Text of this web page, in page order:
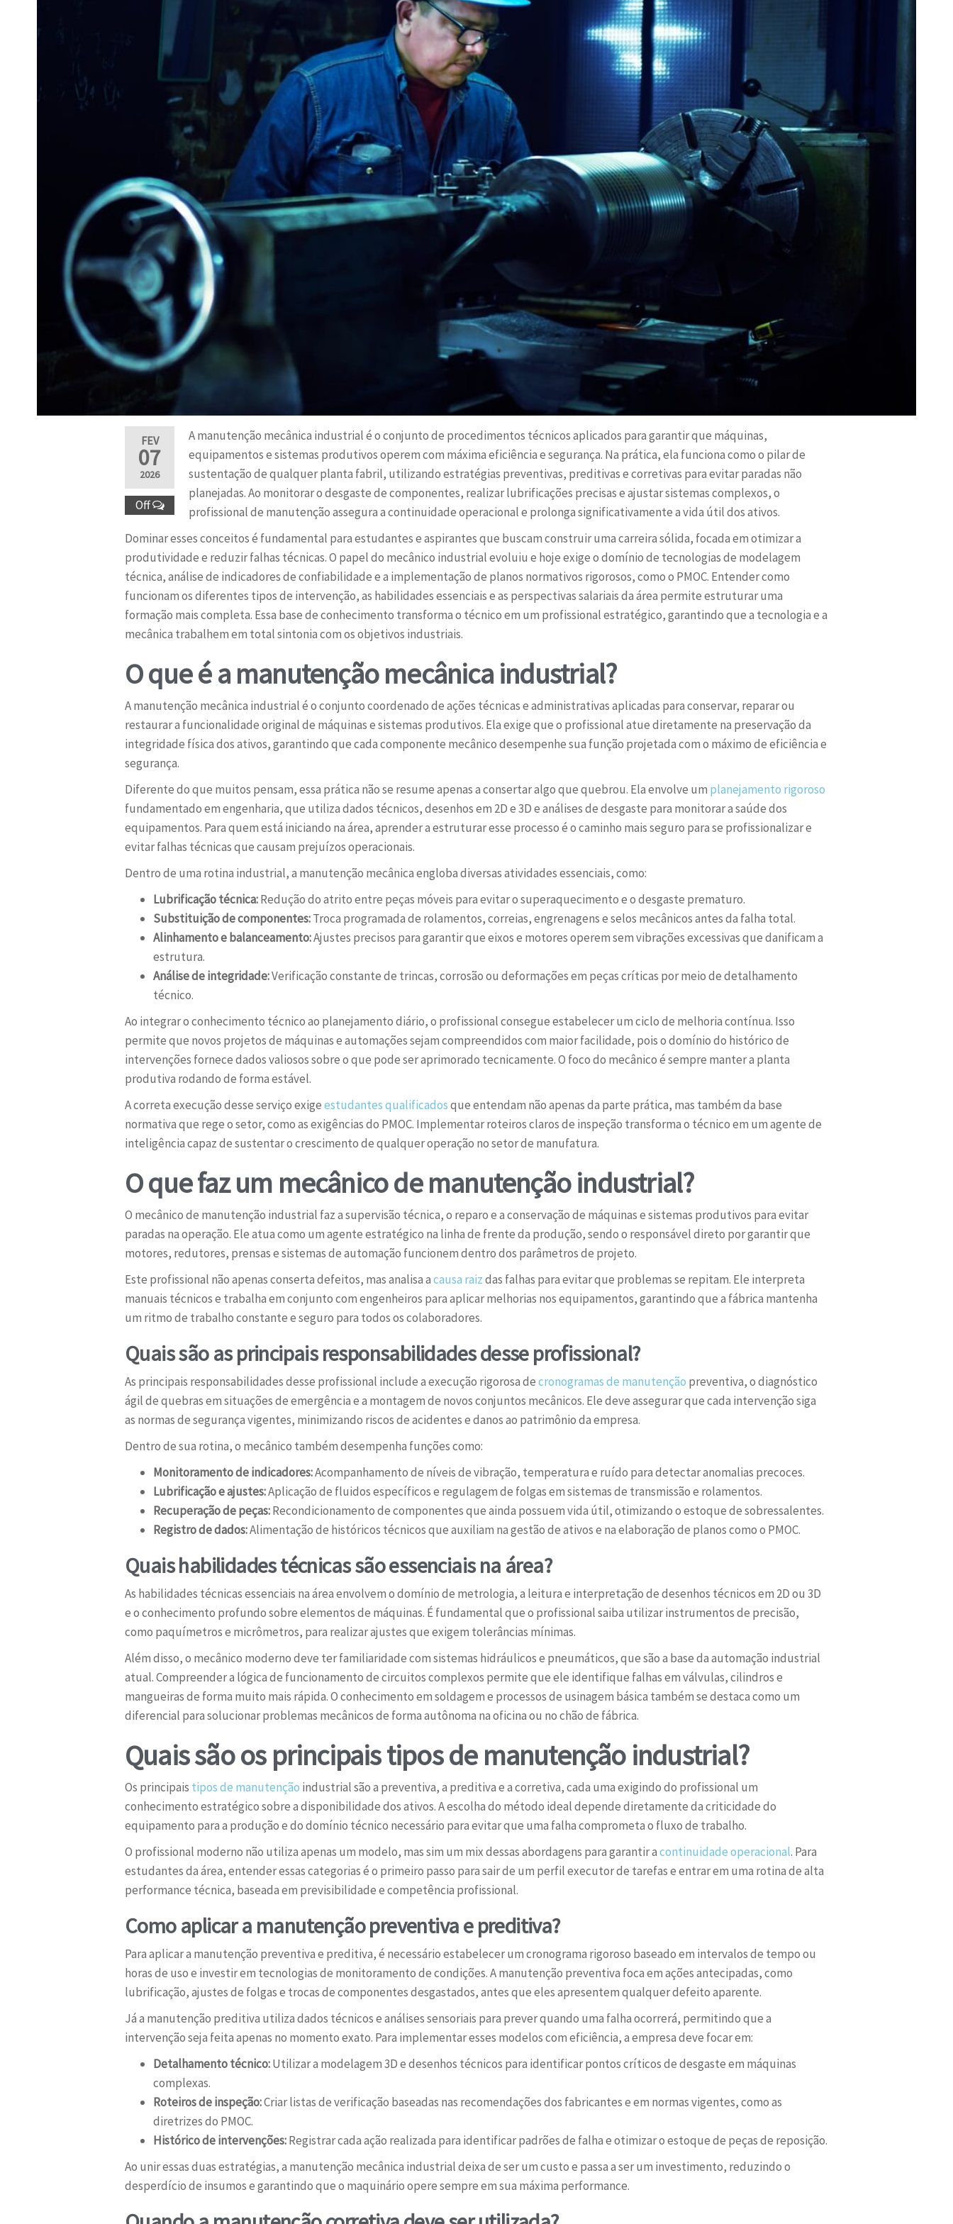
FEV
07
2026
Off
A manutenção mecânica industrial é o conjunto de procedimentos técnicos aplicados para garantir que máquinas,
equipamentos e sistemas produtivos operem com máxima eficiência e segurança. Na prática, ela funciona como o pilar de
sustentação de qualquer planta fabril, utilizando estratégias preventivas, preditivas e corretivas para evitar paradas não
planejadas. Ao monitorar o desgaste de componentes, realizar lubrificações precisas e ajustar sistemas complexos, o
profissional de manutenção assegura a continuidade operacional e prolonga significativamente a vida útil dos ativos.
Dominar esses conceitos é fundamental para estudantes e aspirantes que buscam construir uma carreira sólida, focada em otimizar a
produtividade e reduzir falhas técnicas. O papel do mecânico industrial evoluiu e hoje exige o domínio de tecnologias de modelagem
técnica, análise de indicadores de confiabilidade e a implementação de planos normativos rigorosos, como o PMOC. Entender como
funcionam os diferentes tipos de intervenção, as habilidades essenciais e as perspectivas salariais da área permite estruturar uma
formação mais completa. Essa base de conhecimento transforma o técnico em um profissional estratégico, garantindo que a tecnologia e a
mecânica trabalhem em total sintonia com os objetivos industriais.
O que é a manutenção mecânica industrial?
A manutenção mecânica industrial é o conjunto coordenado de ações técnicas e administrativas aplicadas para conservar, reparar ou
restaurar a funcionalidade original de máquinas e sistemas produtivos. Ela exige que o profissional atue diretamente na preservação da
integridade física dos ativos, garantindo que cada componente mecânico desempenhe sua função projetada com o máximo de eficiência e
segurança.
Diferente do que muitos pensam, essa prática não se resume apenas a consertar algo que quebrou. Ela envolve um planejamento rigoroso
fundamentado em engenharia, que utiliza dados técnicos, desenhos em 2D e 3D e análises de desgaste para monitorar a saúde dos
equipamentos. Para quem está iniciando na área, aprender a estruturar esse processo é o caminho mais seguro para se profissionalizar e
evitar falhas técnicas que causam prejuízos operacionais.
Dentro de uma rotina industrial, a manutenção mecânica engloba diversas atividades essenciais, como:
Lubrificação técnica:Redução do atrito entre peças móveis para evitar o superaquecimento e o desgaste prematuro.
Substituição de componentes:Troca programada de rolamentos, correias, engrenagens e selos mecânicos antes da falha total.
Alinhamento e balanceamento:Ajustes precisos para garantir que eixos e motores operem sem vibrações excessivas que danificam a
estrutura.
Análise de integridade:Verificação constante de trincas, corrosão ou deformações em peças críticas por meio de detalhamento
técnico.
Ao integrar o conhecimento técnico ao planejamento diário, o profissional consegue estabelecer um ciclo de melhoria contínua. Isso
permite que novos projetos de máquinas e automações sejam compreendidos com maior facilidade, pois o domínio do histórico de
intervenções fornece dados valiosos sobre o que pode ser aprimorado tecnicamente. O foco do mecânico é sempre manter a planta
produtiva rodando de forma estável.
A correta execução desse serviço exigeestudantes qualificadosque entendam não apenas da parte prática, mas também da base
normativa que rege o setor, como as exigências do PMOC. Implementar roteiros claros de inspeção transforma o técnico em um agente de
inteligência capaz de sustentar o crescimento de qualquer operação no setor de manufatura.
O que faz um mecânico de manutenção industrial?
O mecânico de manutenção industrial faz a supervisão técnica, o reparo e a conservação de máquinas e sistemas produtivos para evitar
paradas na operação. Ele atua como um agente estratégico na linha de frente da produção, sendo o responsável direto por garantir que
motores, redutores, prensas e sistemas de automação funcionem dentro dos parâmetros de projeto.
Este profissional não apenas conserta defeitos, mas analisa acausa raizdas falhas para evitar que problemas se repitam. Ele interpreta
manuais técnicos e trabalha em conjunto com engenheiros para aplicar melhorias nos equipamentos, garantindo que a fábrica mantenha
um ritmo de trabalho constante e seguro para todos os colaboradores.
Quais são as principais responsabilidades desse profissional?
As principais responsabilidades desse profissional include a execução rigorosa decronogramas de manutenção preventiva, o diagnóstico
ágil de quebras em situações de emergência e a montagem de novos conjuntos mecânicos. Ele deve assegurar que cada intervenção siga
as normas de segurança vigentes, minimizando riscos de acidentes e danos ao patrimônio da empresa.
Dentro de sua rotina, o mecânico também desempenha funções como:
Monitoramento de indicadores:Acompanhamento de níveis de vibração, temperatura e ruído para detectar anomalias precoces.
Lubrificação e ajustes:Aplicação de fluidos específicos e regulagem de folgas em sistemas de transmissão e rolamentos.
Recuperação de peças:Recondicionamento de componentes que ainda possuem vida útil, otimizando o estoque de sobressalentes.
Registro de dados:Alimentação de históricos técnicos que auxiliam na gestão de ativos e na elaboração de planos como o PMOC.
Quais habilidades técnicas são essenciais na área?
As habilidades técnicas essenciais na área envolvem o domínio de metrologia, a leitura e interpretação de desenhos técnicos em 2D ou 3D
e o conhecimento profundo sobre elementos de máquinas. É fundamental que o profissional saiba utilizar instrumentos de precisão,
como paquímetros e micrômetros, para realizar ajustes que exigem tolerâncias mínimas.
Além disso, o mecânico moderno deve ter familiaridade com sistemas hidráulicos e pneumáticos, que são a base da automação industrial
atual. Compreender a lógica de funcionamento de circuitos complexos permite que ele identifique falhas em válvulas, cilindros e
mangueiras de forma muito mais rápida. O conhecimento em soldagem e processos de usinagem básica também se destaca como um
diferencial para solucionar problemas mecânicos de forma autônoma na oficina ou no chão de fábrica.
Quais são os principais tipos de manutenção industrial?
Os principais tipos de manutenção industrial são a preventiva, a preditiva e a corretiva, cada uma exigindo do profissional um
conhecimento estratégico sobre a disponibilidade dos ativos. A escolha do método ideal depende diretamente da criticidade do
equipamento para a produção e do domínio técnico necessário para evitar que uma falha comprometa o fluxo de trabalho.
O profissional moderno não utiliza apenas um modelo, mas sim um mix dessas abordagens para garantir acontinuidade operacional. Para
estudantes da área, entender essas categorias é o primeiro passo para sair de um perfil executor de tarefas e entrar em uma rotina de alta
performance técnica, baseada em previsibilidade e competência profissional.
Como aplicar a manutenção preventiva e preditiva?
Para aplicar a manutenção preventiva e preditiva, é necessário estabelecer um cronograma rigoroso baseado em intervalos de tempo ou
horas de uso e investir em tecnologias de monitoramento de condições. A manutenção preventiva foca em ações antecipadas, como
lubrificação, ajustes de folgas e trocas de componentes desgastados, antes que eles apresentem qualquer defeito aparente.
Já a manutenção preditiva utiliza dados técnicos e análises sensoriais para prever quando uma falha ocorrerá, permitindo que a
intervenção seja feita apenas no momento exato. Para implementar esses modelos com eficiência, a empresa deve focar em:
Detalhamento técnico:Utilizar a modelagem 3D e desenhos técnicos para identificar pontos críticos de desgaste em máquinas
complexas.
Roteiros de inspeção:Criar listas de verificação baseadas nas recomendações dos fabricantes e em normas vigentes, como as
diretrizes do PMOC.
Histórico de intervenções:Registrar cada ação realizada para identificar padrões de falha e otimizar o estoque de peças de reposição.
Ao unir essas duas estratégias, a manutenção mecânica industrial deixa de ser um custo e passa a ser um investimento, reduzindo o
desperdício de insumos e garantindo que o maquinário opere sempre em sua máxima performance.